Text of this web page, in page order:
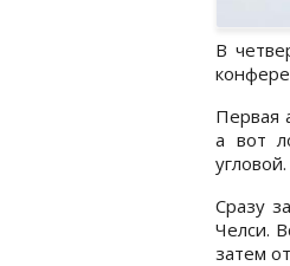
В
Первая
а вот
угловой.
Сразу
Челси.
затем